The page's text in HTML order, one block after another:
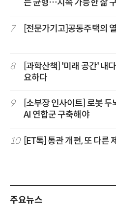
는 균형…지속 가능한 삶
7 [전문가기고]공동주택의
8
[과학산책] '미래 공간' 내
요하다
9
[소부장 인사이트] 로봇
AI 연합군 구축해야
10 [ET톡] 통관 개편, 또 다른
주요뉴스